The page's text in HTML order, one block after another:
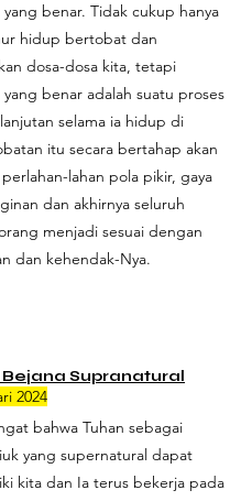
benar. Tidak cukup hanya
hidup bertobat dan
dosa-dosa kita, tetapi
benar adalah suatu proses
selama ia hidup di
itu secara bertahap akan
lahan pola pikir, gaya
dan akhirnya seluruh
menjadi sesuai dengan
dan kehendak-Nya.
Bejana Supranatural
2024
bahwa Tuhan sebagai
yang supernatural dapat
kita dan Ia terus bekerja pada